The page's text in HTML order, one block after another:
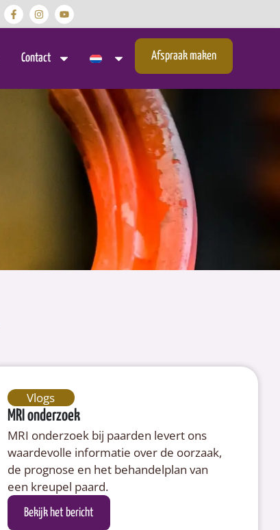
Contact Afspraak maken
Vlogs
MRI onderzoek
MRI onderzoek bij paarden levert ons
waardevolle informatie over de oorzaak,
de prognose en het behandelplan van
een kreupel paard.
Bekijk het bericht